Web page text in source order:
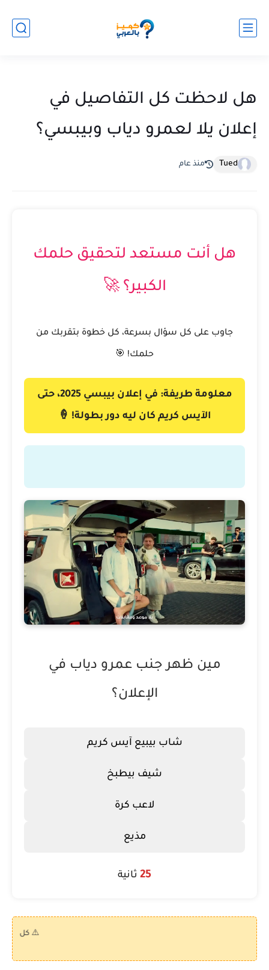
هل لاحظت كل التفاصيل في
إعلان يلا لعمرو دياب وبيبسي؟
Tued منذ عام
هل أنت مستعد لتحقيق حلمك
الكبير؟ 🚀
جاوب على كل سؤال بسرعة، كل خطوة بتقربك من
حلمك! 🎯
معلومة طريفة: في إعلان بيبسي 2025، حتى
الآيس كريم كان ليه دور بطولة! 🍦
مين ظهر جنب عمرو دياب في
الإعلان؟
شاب بيبيع آيس كريم
شيف بيطبخ
لاعب كرة
مذيع
25 ثانية
⚠️ كل